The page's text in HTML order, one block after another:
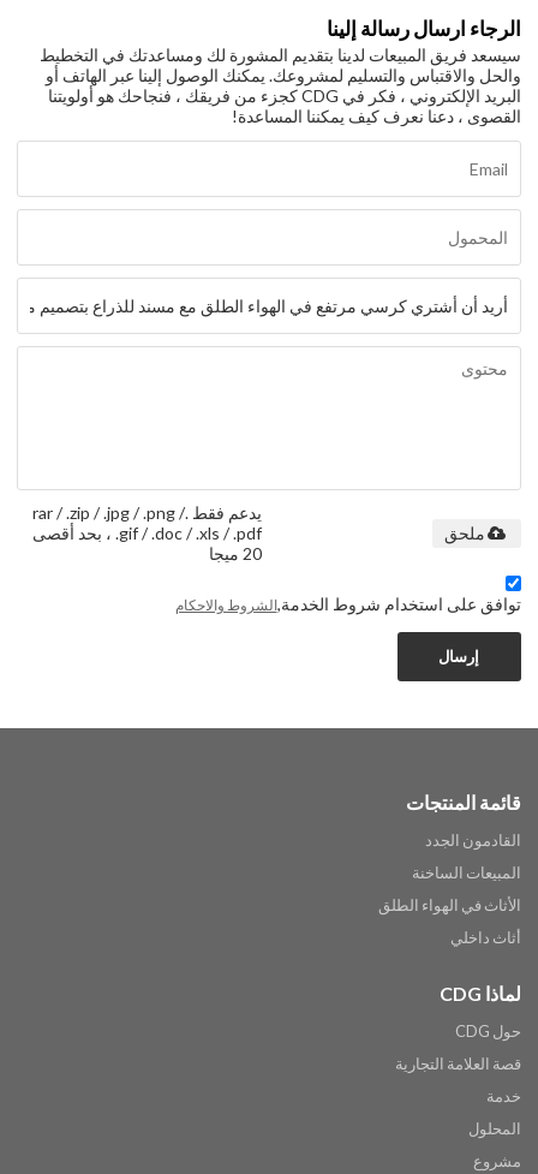
الرجاء ارسال رسالة إلينا
سيسعد فريق المبيعات لدينا بتقديم المشورة لك ومساعدتك في التخطيط
والحل والاقتباس والتسليم لمشروعك. يمكنك الوصول إلينا عبر الهاتف أو
البريد الإلكتروني ، فكر في CDG كجزء من فريقك ، فنجاحك هو أولويتنا
القصوى ، دعنا نعرف كيف يمكننا المساعدة!
يدعم فقط .rar / .zip / .jpg / .png /
.gif / .doc / .xls / .pdf ، بحد أقصى
20 ميجا
ملحق
توافق على استخدام شروط الخدمة,الشروط والاحكام
إرسال
قائمة المنتجات
القادمون الجدد
المبيعات الساخنة
الأثاث في الهواء الطلق
أثاث داخلي
لماذا CDG
حول CDG
قصة العلامة التجارية
خدمة
المحلول
مشروع